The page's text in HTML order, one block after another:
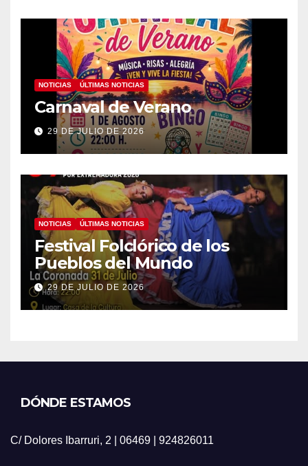
NOTICIAS ÚLTIMAS NOTICIAS
Carnaval de Verano
29 DE JULIO DE 2026
NOTICIAS ÚLTIMAS NOTICIAS
Festival Folclórico de los
Pueblos del Mundo
29 DE JULIO DE 2026
DÓNDE ESTAMOS
C/ Dolores Ibarruri, 2 | 06469 | 924826011